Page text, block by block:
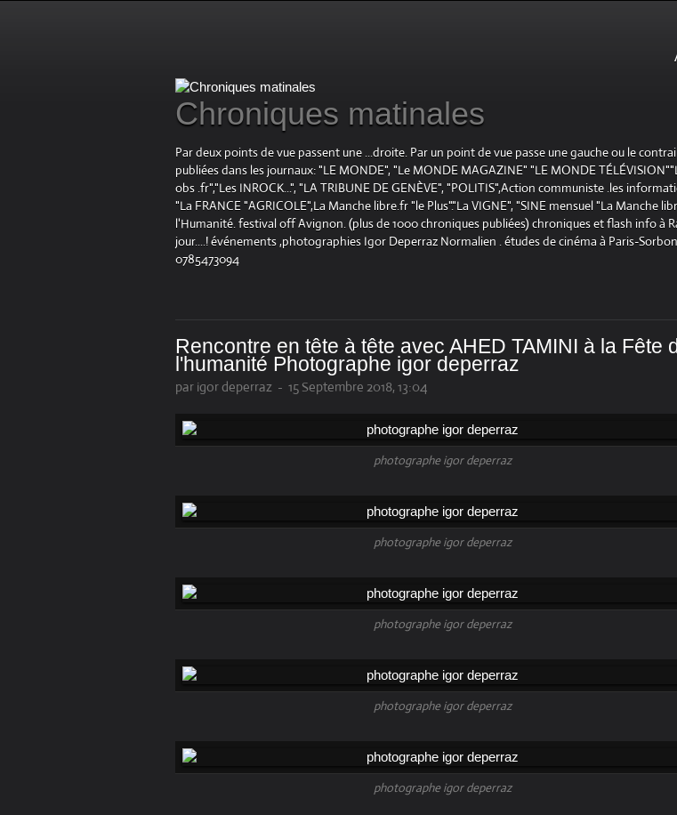
Chroniques matinales
Par deux points de vue passent une ...droite. Par un point de vue passe une gauche ou le
publiées dans les journaux: "LE MONDE", "Le MONDE MAGAZINE" "LE MONDE
obs .fr","Les INROCK...", "LA TRIBUNE DE GENÈVE", "POLITIS",Action communiste .les
"La FRANCE "AGRICOLE",La Manche libre.fr "le Plus"."La VIGNE", "SINE mensuel "La Manche
l'Humanité. festival off Avignon. (plus de 1000 chroniques publiées) chroniques et flash info à
jour....! événements ,photographies Igor Deperraz Normalien . études de cinéma à Paris-
0785473094
Rencontre en tête à tête avec AHED TAMINI à la Fête
l'humanité Photographe igor deperraz
par igor deperraz - 15 Septembre 2018, 13:04
photographe igor deperraz
photographe igor deperraz
photographe igor deperraz
photographe igor deperraz
photographe igor deperraz